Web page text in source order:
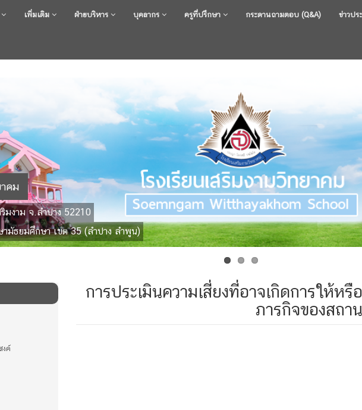
เพิ่มเติม ฝ่ายบริหาร บุคลากร ครูที่ปรึกษา กระดานถามตอบ (Q&A) ข่าวปร
าคม
มงาม จ.ลำปาง 52210
มัธยมศึกษา เขต 35 (ลำปาง ลำพูน)
งค์
การประเมินความเสี่ยงที่อาจเกิดการให้ห
ภารกิจของสถา